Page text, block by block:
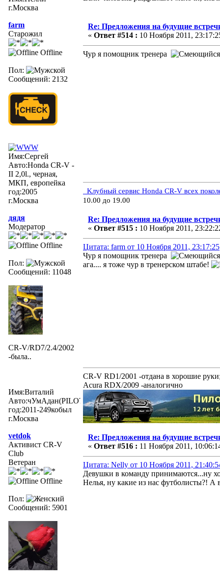
г.Москва
farm
Старожил
Offline
Пол:
Сообщений: 2132
Имя:Сергей
Авто:Honda CR-V -
II 2,0l., черная,
МКП, европейка
год:2005
г.Москва
Re: Предложения на будущие
« Ответ #514 : 10 Ноября 2011,
Чур я помощник тренера
Kлубный сервис Honda CR-V всех
10.00 до 19.00
дядя
Модератор
Offline
Пол:
Сообщений: 11048
CR-V/RD7/2.4/2002
-была..
Имя:Виталий
Авто:чУмАдан(PILOTexe)
год:2011-249кобыл
г.Москва
Re: Предложения на будущие
« Ответ #515 : 10 Ноября 2011,
Цитата: farm от 10 Ноября 2011, 23:17:25
Чур я помощник тренера
ага.... я тоже чур в тренерском штабе!
CR-V RD1/2001 -отдана в хорошие
Acura RDX/2009 -аналогично
vetdok
Активист CR-V
Club
Ветеран
Offline
Пол:
Сообщений: 5901
Re: Предложения на будущие
« Ответ #516 : 11 Ноября 2011,
Цитата: Nelly от 10 Ноября 2011,
Девушки в команду принимаются...ну
Нелья, ну какие из нас футболисты?!